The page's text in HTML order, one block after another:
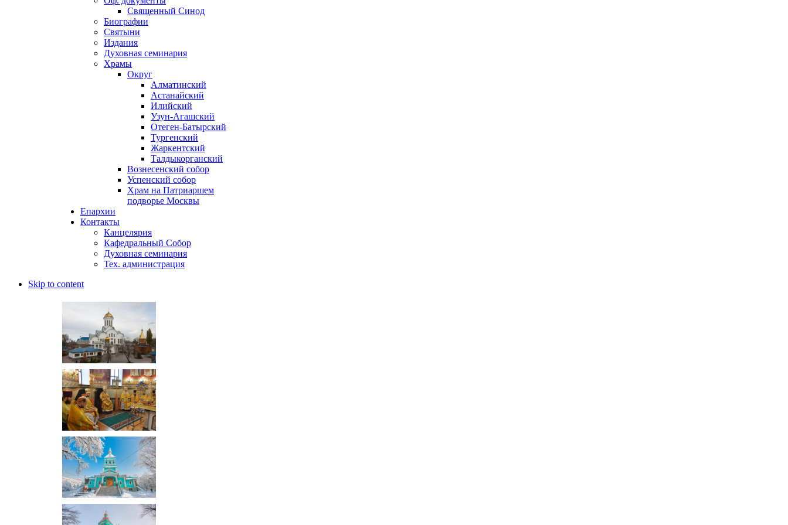
Священный Синод
Биографии
Святыни
Издания
Духовная семинария
Храмы
Округ
Алматинский
Астанайский
Илийский
Узун-Агашский
Отеген-Батырский
Тургенский
Жаркентский
Талдыкорганский
Вознесенский собор
Успенский собор
Храм на Патриаршем
подворье Москвы
Епархии
Контакты
Канцелярия
Кафедральный Собор
Духовная семинария
Тех. администрация
Skip to content